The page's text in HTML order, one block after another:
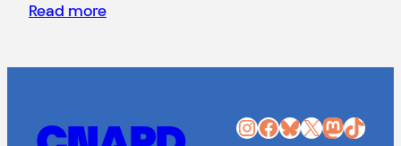
Read more
InstagramFacebook Bluesky X Mastodon TikTok